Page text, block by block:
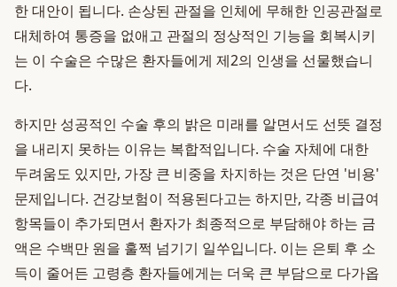
한 대안이 됩니다. 손상된 관절을 인체에 무해한 인공관절로
대체하여 통증을 없애고 관절의 정상적인 기능을 회복시키
는 이 수술은 수많은 환자들에게 제2의 인생을 선물했습니
다.
하지만 성공적인 수술 후의 밝은 미래를 알면서도 선뜻 결정
을 내리지 못하는 이유는 복합적입니다. 수술 자체에 대한
두려움도 있지만, 가장 큰 비중을 차지하는 것은 단연 '비용'
문제입니다. 건강보험이 적용된다고는 하지만, 각종 비급여
항목들이 추가되면서 환자가 최종적으로 부담해야 하는 금
액은 수백만 원을 훌쩍 넘기기 일쑤입니다. 이는 은퇴 후 소
득이 줄어든 고령층 환자들에게는 더욱 큰 부담으로 다가옵